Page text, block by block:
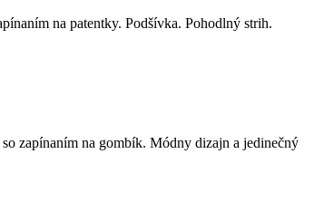
na patentky. Podšívka. Pohodlný strih.
zapínaním na gombík. Módny dizajn a jedinečný